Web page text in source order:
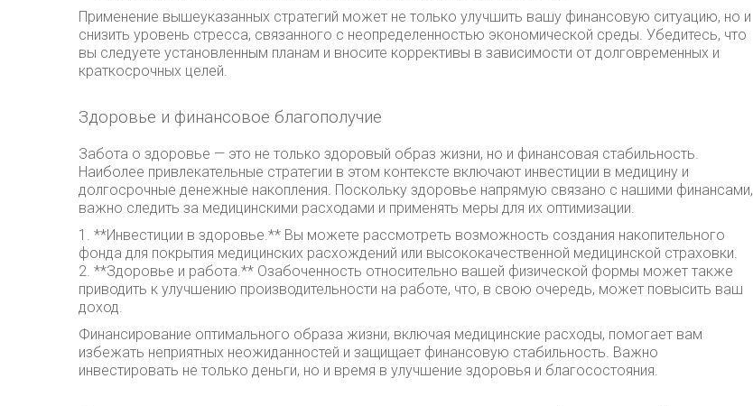
Применение вышеуказанных стратегий может не только улучшить вашу финансовую ситуацию, но и
снизить уровень стресса, связанного с неопределенностью экономической среды. Убедитесь, что
вы следуете установленным планам и вносите коррективы в зависимости от долговременных и
краткосрочных целей.
Здоровье и финансовое благополучие
Забота о здоровье — это не только здоровый образ жизни, но и финансовая стабильность.
Наиболее привлекательные стратегии в этом контексте включают инвестиции в медицину и
долгосрочные денежные накопления. Поскольку здоровье напрямую связано с нашими финансами,
важно следить за медицинскими расходами и применять меры для их оптимизации.
1. **Инвестиции в здоровье.** Вы можете рассмотреть возможность создания накопительного
фонда для покрытия медицинских расхождений или высококачественной медицинской страховки.
2. **Здоровье и работа.** Озабоченность относительно вашей физической формы может также
приводить к улучшению производительности на работе, что, в свою очередь, может повысить ваш
доход.
Финансирование оптимального образа жизни, включая медицинские расходы, помогает вам
избежать неприятных неожиданностей и защищает финансовую стабильность. Важно
инвестировать не только деньги, но и время в улучшение здоровья и благосостояния.